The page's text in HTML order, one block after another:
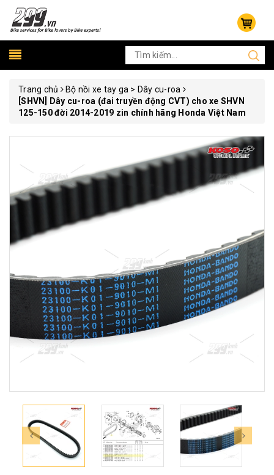
Trang chủ
Bộ nồi xe tay ga > Dây cu-roa
[SHVN] Dây cu-roa (đai truyền động CVT) cho xe SHVN
125-150 đời 2014-2019 zin chính hãng Honda Việt Nam